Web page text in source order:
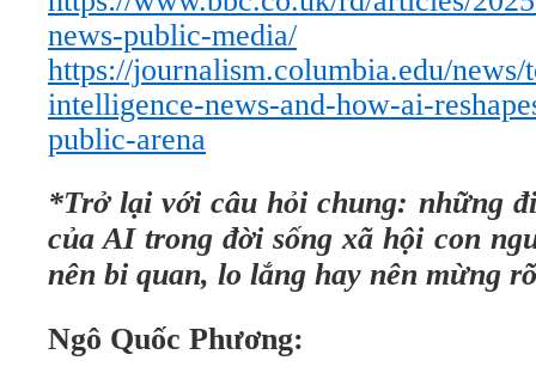
news-public-media/
https://journalism.columbia.edu/
intelligence-news-and-how-ai-
public-arena
*Trở lại với câu hỏi chung: những
của AI trong đời sống xã hội con
nên bi quan, lo lắng hay nên mừng
Ngô Quốc Phương: